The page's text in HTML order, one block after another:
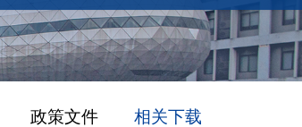
政策文件 相关下载